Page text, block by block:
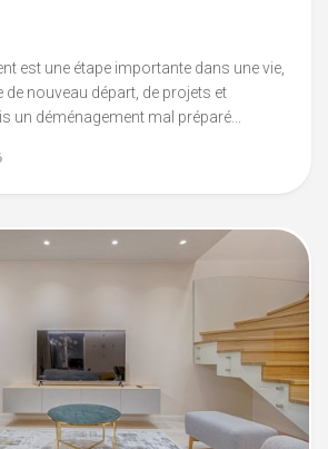
est une étape importante dans une vie,
nouveau départ, de projets et
un déménagement mal préparé...